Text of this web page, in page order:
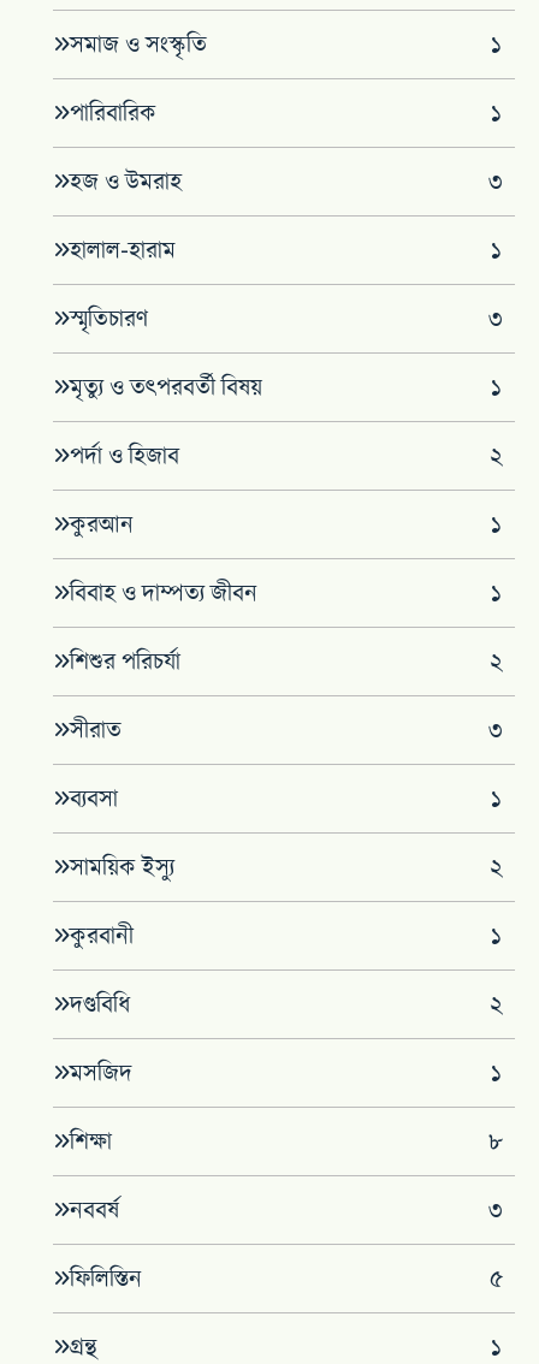
সমাজ ও সংস্কৃতি ১
পারিবারিক ১
হজ ও উমরাহ ৩
হালাল-হারাম ১
স্মৃতিচারণ ৩
মৃত্যু ও তৎপরবর্তী বিষয় ১
পর্দা ও হিজাব ২
কুরআন ১
বিবাহ ও দাম্পত্য জীবন ১
শিশুর পরিচর্যা ২
সীরাত ৩
ব্যবসা ১
সাময়িক ইস্যু ২
কুরবানী ১
দণ্ডবিধি ২
মসজিদ ১
শিক্ষা ৮
নববর্ষ ৩
ফিলিস্তিন ৫
গ্রন্থ ১